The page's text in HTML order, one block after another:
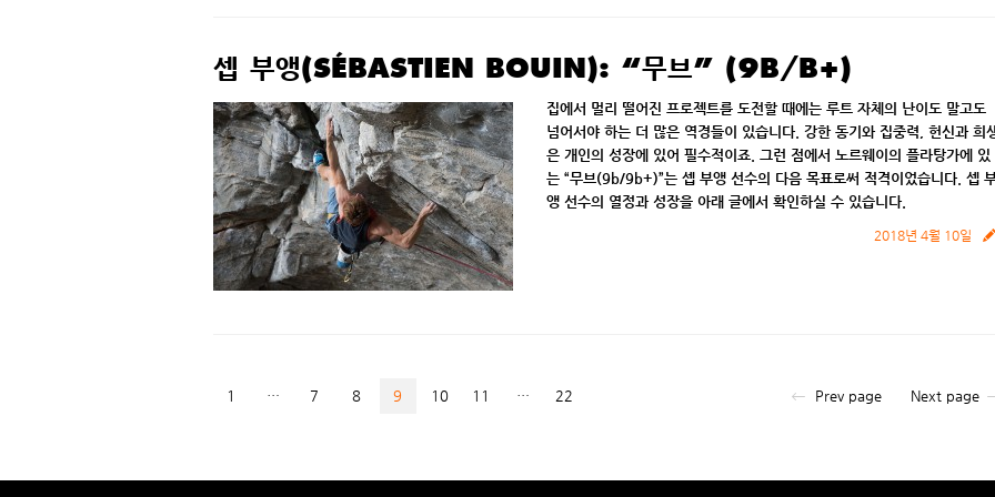
셉 부앵(SÉBASTIEN BOUIN): “무브” (9B/B+)
집에서 멀리 떨어진 프로젝트를 도전할 때에는 루트 자체의 난이도 말고도
넘어서야 하는 더 많은 역경들이 있습니다. 강한 동기와 집중력 헌신과 희
은 개인의 성장에 있어 필수적이죠 그런 점에서 노르웨이의 플라탕가에 있
는 “무브(9b/9b+)”는 셉 부앵 선수의 다음 목표로써 적격이었습니다. 셉
앵 선수의 열정과 성장을 아래 글에서 확인하실 수 있습니다.
2018년 4월 10일
1 … 7 8 9 10 11 … 22 Prev page Next page